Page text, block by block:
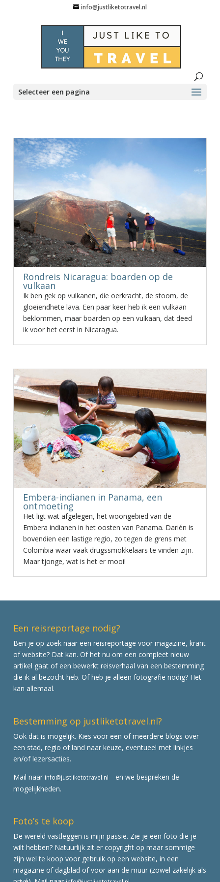
info@justliketotravel.nl
Selecteer een pagina
Rondreis Nicaragua: boarden op de
vulkaan
Ik ben gek op vulkanen, die oerkracht, de stoom, de
gloeiendhete lava. Een paar keer heb ik een vulkaan
beklommen, maar boarden op een vulkaan, dat deed
ik voor het eerst in Nicaragua.
Embera-indianen in Panama, een
ontmoeting
Het ligt wat afgelegen, het woongebied van de
Embera indianen in het oosten van Panama. Darién is
bovendien een lastige regio, zo tegen de grens met
Colombia waar vaak drugssmokkelaars te vinden zijn.
Maar tjonge, wat is het er mooi!
Een reisreportage nodig?
Ben je op zoek naar een reisreportage voor magazine, krant
of website? Dat kan. Of het nu om een compleet nieuw
artikel gaat of een bewerkt reisverhaal van een bestemming
die ik al bezocht heb. Of heb je alleen fotografie nodig? Het
kan allemaal.
Bestemming op justliketotravel.nl?
Ook dat is mogelijk. Kies voor een of meerdere blogs over
een stad, regio of land naar keuze, eventueel met linkjes
en/of lezersacties.
Mail naar info@justliketotravel.nl
en we bespreken de
mogelijkheden.
Foto’s te koop
De wereld vastleggen is mijn passie. Zie je een foto die je
wilt hebben? Natuurlijk zit er copyright op maar sommige
zijn wel te koop voor gebruik op een website, in een
magazine of dagblad of voor aan de muur (zowel zakelijk als